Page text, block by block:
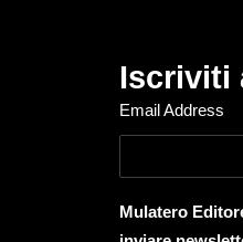
Iscriviti
Email Address
Mulatero